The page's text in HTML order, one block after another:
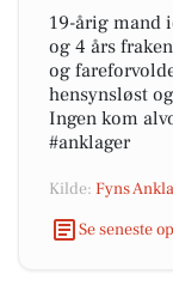
19-årig mand
og 4 års
og
hensynsløst
Ingen kom
#anklager
Kilde: Fyns
Se seneste